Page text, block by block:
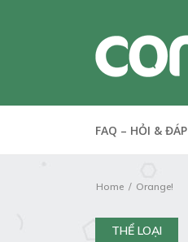
FAQ – HỎI & ĐÁP
Home Orange!
THỂ LOẠI